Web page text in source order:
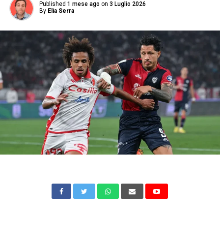
Published 1 mese ago on 3 Luglio 2026
By Elia Serra